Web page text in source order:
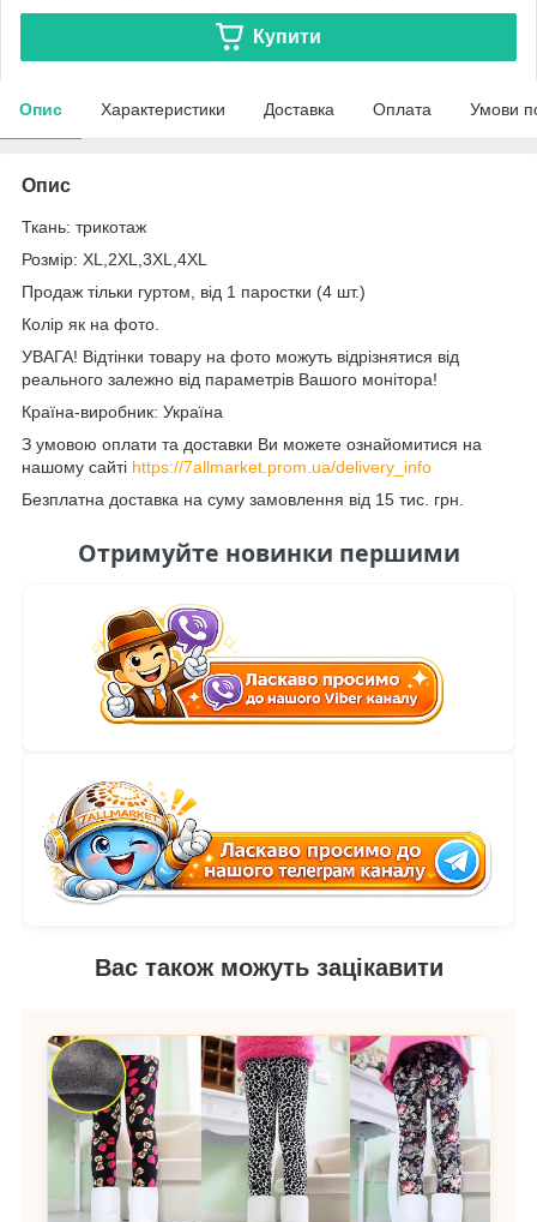
Купити
Опис Характеристики Доставка Оплата Умови
Опис
Ткань: трикотаж
Розмір: XL,2XL,3XL,4XL
Продаж тільки гуртом, від 1 паростки (4 шт.)
Колір як на фото.
УВАГА! Відтінки товару на фото можуть відрізнятися від
реального залежно від параметрів Вашого монітора!
Країна-виробник: Україна
З умовою оплати та доставки Ви можете ознайомитися на
нашому сайті https://7allmarket.prom.ua/delivery_info
Безплатна доставка на суму замовлення від 15 тис. грн.
Отримуйте новинки першими
Вас також можуть зацікавити